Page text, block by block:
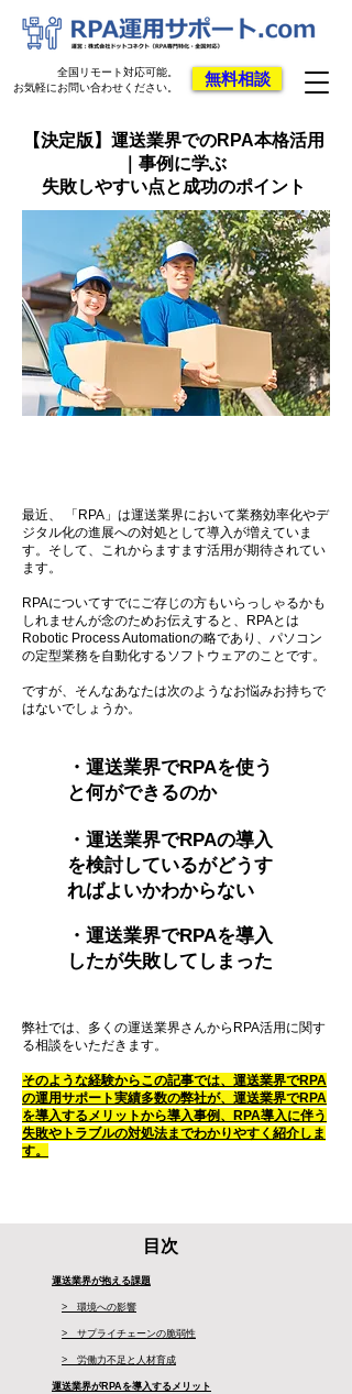
無料相談
全国リモート対応可能。
お気軽にお問い合わせください。
​【決定版】運送業界でのRPA本格活用
｜事例に学ぶ
失敗しやすい点と成功のポイント
最近、 「RPA」は運送業界において業務効率化やデ
ジタル化の進展への対処として導入が増えていま
す。そして、これからますます活用が期待されてい
ます。
RPAについてすでにご存じの方もいらっしゃるかも
しれませんが念のためお伝えすると、RPAとは
Robotic Process Automationの略であり、パソコン
の定型業務を自動化するソフトウェアのことです。
ですが、そんなあなたは次のようなお悩みお持ちで
はないでしょうか。
・運送業界でRPAを使う
と何ができるのか
・運送業界でRPAの導入
を検討しているがどうす
ればよいかわからない
・運送業界でRPAを導入
したが失敗してしまった
弊社では、多くの運送業界さんからRPA活用に関す
る相談をいただきます。
そのような経験からこの記事では、運送業界でRPA
の運用サポート実績多数の弊社が、運送業界でRPA
を導入するメリットから導入事例、RPA導入に伴う
失敗やトラブルの対処法までわかりやすく紹介しま
す。
目次
運送業界が抱える課題
> 環境への影響
> サプライチェーンの脆弱性
> 労働力不足と人材育成
運送業界がRPAを導入するメリット